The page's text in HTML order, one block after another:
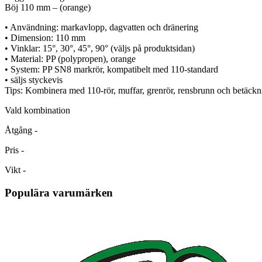
Böj 110 mm – (orange)
• Användning: markavlopp, dagvatten och dränering
• Dimension: 110 mm
• Vinklar: 15°, 30°, 45°, 90° (väljs på produktsidan)
• Material: PP (polypropen), orange
• System: PP SN8 markrör, kompatibelt med 110-standard
• säljs styckevis
Tips: Kombinera med 110-rör, muffar, grenrör, rensbrunn och
Vald kombination
Åtgång -
Pris -
Vikt -
Populära varumärken